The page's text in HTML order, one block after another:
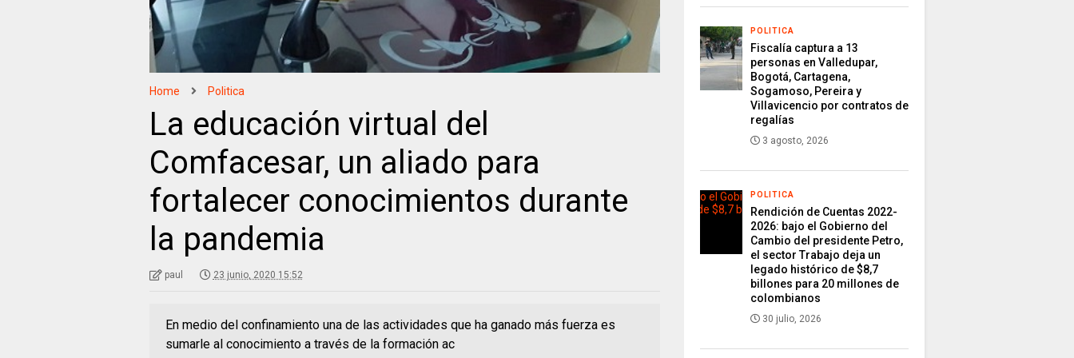
Home Politica
La educación virtual del
Comfacesar, un aliado para
fortalecer conocimientos durante
la pandemia
paul 23 junio, 2020 15:52
En medio del confinamiento una de las actividades que ha ganado más fuerza es
sumarle al conocimiento a través de la formación ac
POLITICA
Fiscalía captura a 13
personas en Valledupar,
Bogotá, Cartagena,
Sogamoso, Pereira y
Villavicencio por contratos de
regalías
3 agosto, 2026
POLITICA
Rendición de Cuentas 2022-
2026: bajo el Gobierno del
Cambio del presidente Petro,
el sector Trabajo deja un
legado histórico de $8,7
billones para 20 millones de
colombianos
30 julio, 2026